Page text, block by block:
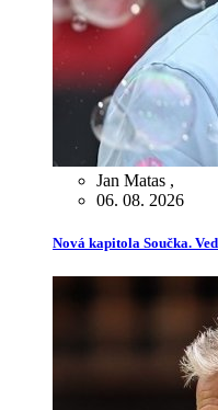
Jan Matas ,
06. 08. 2026
Nová kapitola Součka.